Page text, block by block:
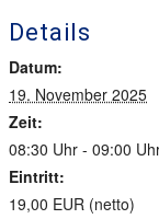
Details
Datum:
19. November 2025
Zeit:
08:30 Uhr - 09:00
Eintritt:
19,00 EUR (netto)